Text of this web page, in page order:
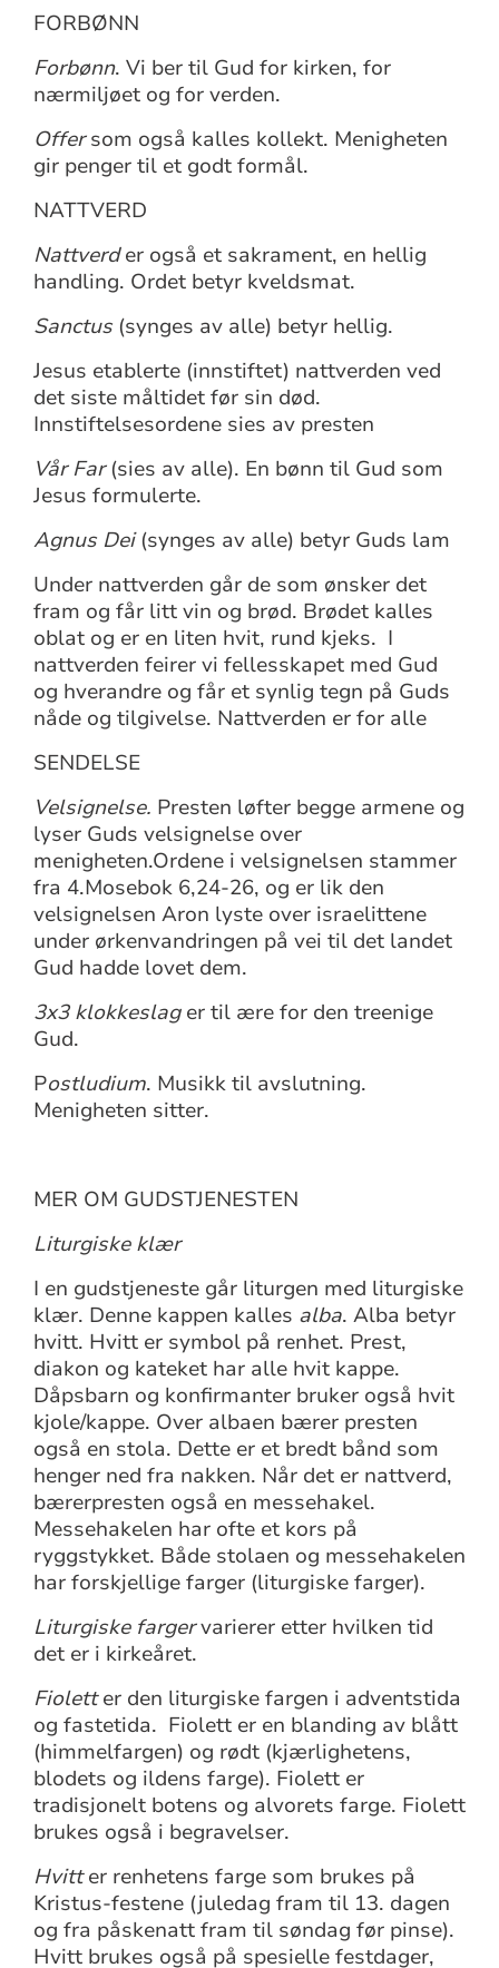
FORBØNN
Forbønn. Vi ber til Gud for kirken, for
nærmiljøet og for verden.
Offersom også kalles kollekt. Menigheten
gir penger til et godt formål.
NATTVERD
Nattverder også et sakrament, en hellig
handling. Ordet betyr kveldsmat.
Sanctus (synges av alle) betyr hellig.
Jesus etablerte (innstiftet) nattverden ved
det siste måltidet før sin død.
Innstiftelsesordene sies av presten
Vår Far(sies av alle). En bønn til Gud som
Jesus formulerte.
Agnus Dei(synges av alle) betyr Guds lam
Under nattverden går de som ønsker det
fram og får litt vin og brød. Brødet kalles
oblat og er en liten hvit, rund kjeks. I
nattverden feirer vi fellesskapet med Gud
og hverandre og får et synlig tegn på Guds
nåde og tilgivelse. Nattverden er for alle
SENDELSE
Velsignelse. Presten løfter begge armene og
lyser Guds velsignelse over
menigheten.Ordene i velsignelsen stammer
fra 4.Mosebok 6,24-26, og er lik den
velsignelsen Aron lyste over israelittene
under ørkenvandringen på vei til det landet
Gud hadde lovet dem.
3x3 klokkeslager til ære for den treenige
Gud.
Postludium. Musikk til avslutning.
Menigheten sitter.
MER OM GUDSTJENESTEN
Liturgiske klær
I en gudstjeneste går liturgen med liturgiske
klær. Denne kappen kalles alba. Alba betyr
hvitt. Hvitt er symbol på renhet. Prest,
diakon og kateket har alle hvit kappe.
Dåpsbarn og konfirmanter bruker også hvit
kjole/kappe. Over albaen bærer presten
også en stola. Dette er et bredt bånd som
henger ned fra nakken. Når det er nattverd,
bærerpresten også en messehakel.
Messehakelen har ofte et kors på
ryggstykket. Både stolaen og messehakelen
har forskjellige farger (liturgiske farger).
Liturgiske fargervarierer etter hvilken tid
det er i kirkeåret.
Fioletter den liturgiske fargen i adventstida
og fastetida. Fiolett er en blanding av blått
(himmelfargen) og rødt (kjærlighetens,
blodets og ildens farge). Fiolett er
tradisjonelt botens og alvorets farge. Fiolett
brukes også i begravelser.
Hvitt er renhetens farge som brukes på
Kristus-festene (juledag fram til 13. dagen
og fra påskenatt fram til søndag før pinse).
Hvitt brukes også på spesielle festdager,